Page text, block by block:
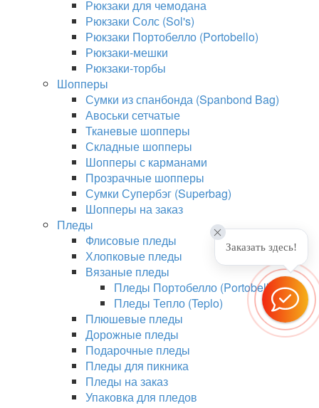
Рюкзаки для чемодана
Рюкзаки Солс (Sol's)
Рюкзаки Портобелло (Portobello)
Рюкзаки-мешки
Рюкзаки-торбы
Шопперы
Сумки из спанбонда (Spanbond Bag)
Авоськи сетчатые
Тканевые шопперы
Складные шопперы
Шопперы с карманами
Прозрачные шопперы
Сумки Супербэг (Superbag)
Шопперы на заказ
Пледы
Флисовые пледы
Хлопковые пледы
Вязаные пледы
Пледы Портобелло (Portobello)
Пледы Тепло (Teplo)
Плюшевые пледы
Дорожные пледы
Подарочные пледы
Пледы для пикника
Пледы на заказ
Упаковка для пледов
Заказать здесь!